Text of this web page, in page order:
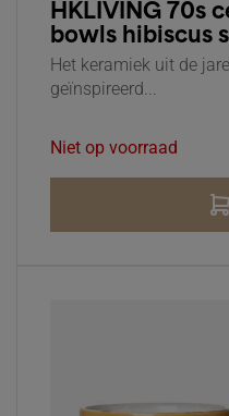
HKLIVING 70s
bowls hibiscus
Het keramiek uit de
geïnspireerd...
Niet op voorraad